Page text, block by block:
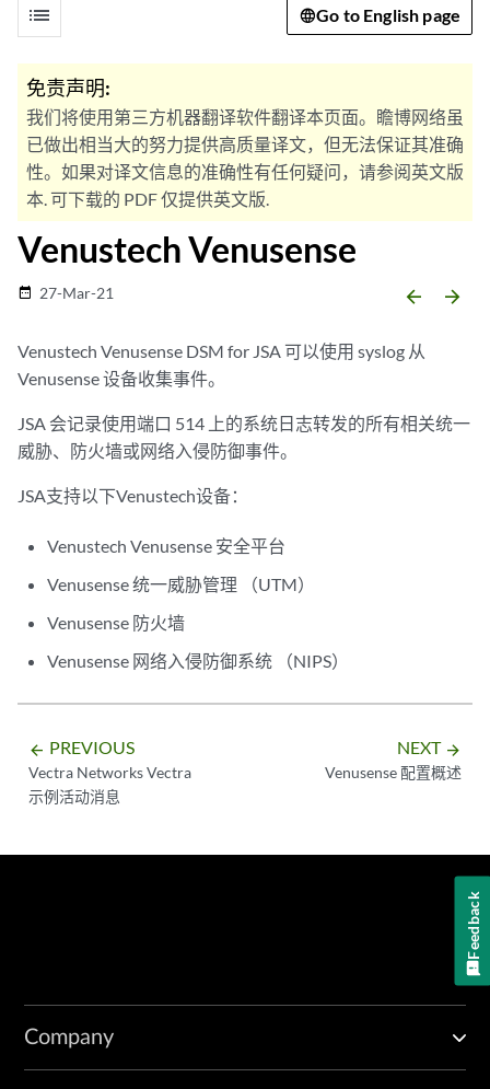
list Go to English page
免责声明:
我们将使用第三方机器翻译软件翻译本页面。瞻博网络虽
已做出相当大的努力提供高质量译文，但无法保证其准确
性。如果对译文信息的准确性有任何疑问，请参阅英文版
本. 可下载的 PDF 仅提供英文版.
Venustech Venusense
date_range 27-Mar-21 arrow_backward arrow_forward
Venustech Venusense DSM for JSA 可以使用 syslog 从
Venusense 设备收集事件。
JSA 会记录使用端口 514 上的系统日志转发的所有相关统一
威胁、防火墙或网络入侵防御事件。
JSA支持以下Venustech设备：
Venustech Venusense 安全平台
Venusense 统一威胁管理 （UTM）
Venusense 防火墙
Venusense 网络入侵防御系统 （NIPS）
arrow_backward PREVIOUS
Vectra Networks Vectra
示例活动消息
NEXT arrow_forward
Venusense 配置概述
Company
Feedback